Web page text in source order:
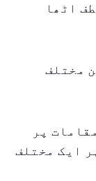
اٹھا
مختلف
پر
ایک مختلف